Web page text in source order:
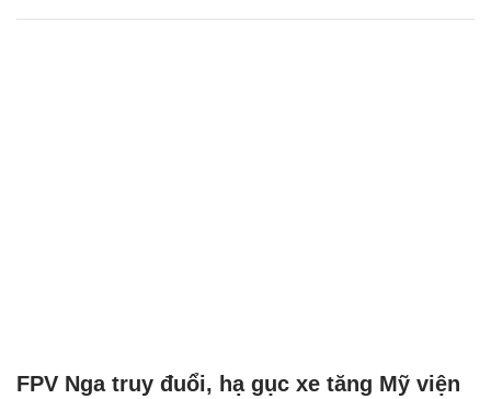
FPV Nga truy đuổi, hạ gục xe tăng Mỹ viện